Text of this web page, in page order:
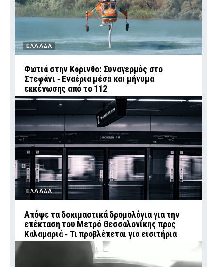
ΕΛΛΑΔΑ
Φωτιά στην Κόρινθο: Συναγερμός στο
Στεφάνι ‑ Εναέρια μέσα και μήνυμα
εκκένωσης από το 112
ΕΛΛΑΔΑ
Απόψε τα δοκιμαστικά δρομολόγια για την
επέκταση του Μετρό Θεσσαλονίκης προς
Καλαμαριά ‑ Τι προβλέπεται για εισιτήρια